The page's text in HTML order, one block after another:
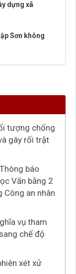
dựng xã
Sơn không
tượng chống
gây rối trật
báo
Văn bằng 2
Công an nhân
vụ tham
chế độ
xét xử